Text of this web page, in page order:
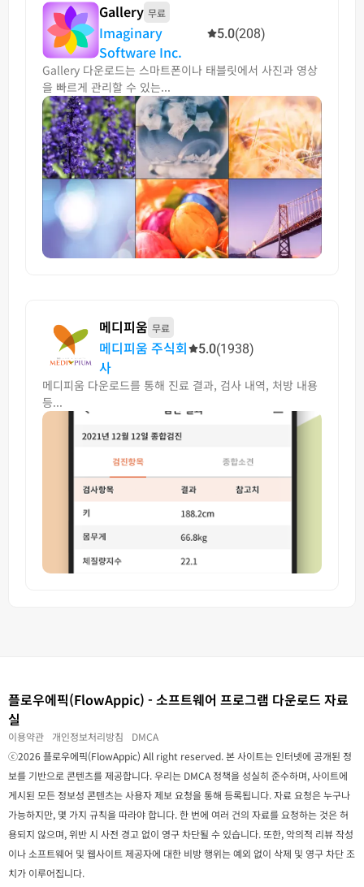
Gallery 무료
Imaginary
Software Inc.
5.0(208)
Gallery 다운로드는 스마트폰이나 태블릿에서 사진과 영상
을 빠르게 관리할 수 있는...
메디피움 무료
메디피움 주식회
사
5.0(1938)
메디피움 다운로드를 통해 진료 결과, 검사 내역, 처방 내용
등...
플로우에픽(FlowAppic) - 소프트웨어 프로그램 다운로드 자료
실
이용약관 개인정보처리방침
DMCA
ⓒ2026 플로우에픽(FlowAppic) All right reserved. 본 사이트는 인터넷에 공개된 정
보를 기반으로 콘텐츠를 제공합니다. 우리는 DMCA 정책을 성실히 준수하며, 사이트에
게시된 모든 정보성 콘텐츠는 사용자 제보 요청을 통해 등록됩니다. 자료 요청은 누구나
가능하지만, 몇 가지 규칙을 따라야 합니다. 한 번에 여러 건의 자료를 요청하는 것은 허
용되지 않으며, 위반 시 사전 경고 없이 영구 차단될 수 있습니다. 또한, 악의적 리뷰 작성
이나 소프트웨어 및 웹사이트 제공자에 대한 비방 행위는 예외 없이 삭제 및 영구 차단 조
치가 이루어집니다.